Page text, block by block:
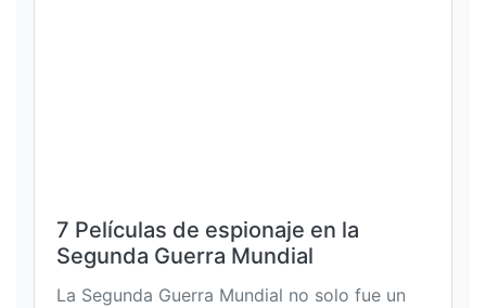
7 Películas de espionaje en la
Segunda Guerra Mundial
La Segunda Guerra Mundial no solo fue un